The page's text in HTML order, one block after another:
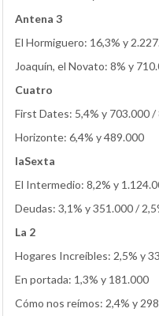
Antena 3
El Hormiguero: 16,3% y
Joaquín, el Novato: 8% y
Cuatro
First Dates: 5,4% y 703.000 /
Horizonte: 6,4% y 489.000
laSexta
El Intermedio: 8,2% y
Deudas: 3,1% y 351.000 /
La 2
Hogares Increíbles: 2,5% y
En portada: 1,3% y 181.000
Cómo nos reímos: 2,4% y